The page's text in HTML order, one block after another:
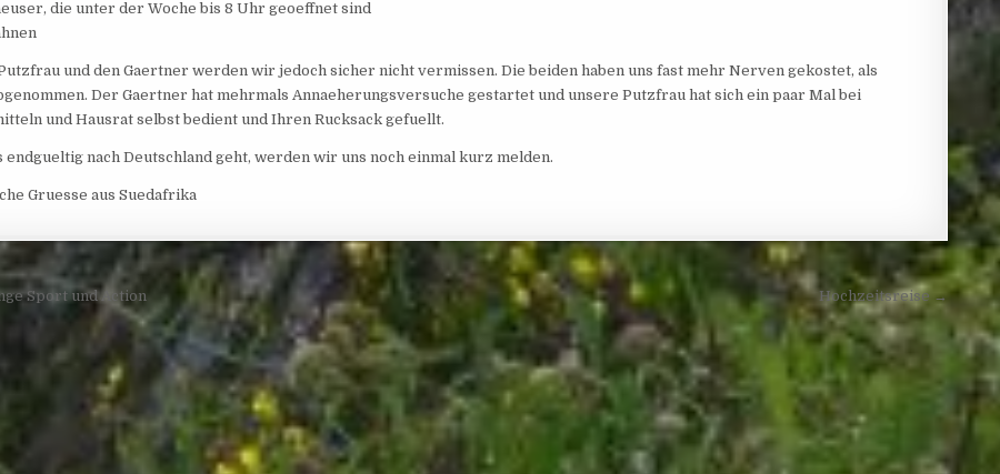
die unter der Woche bis 8 Uhr geoeffnet sind
und den Gaertner werden wir jedoch sicher nicht vermissen. Die beiden haben uns fast mehr Nerven gekostet, als
Der Gaertner hat mehrmals Annaeherungsversuche gestartet und unsere Putzfrau hat sich ein paar Mal bei
und Hausrat selbst bedient und Ihren Rucksack gefuellt.
endgueltig nach Deutschland geht, werden wir uns noch einmal kurz melden.
Gruesse aus Suedafrika
Sport und Action Hochzeitsreise →